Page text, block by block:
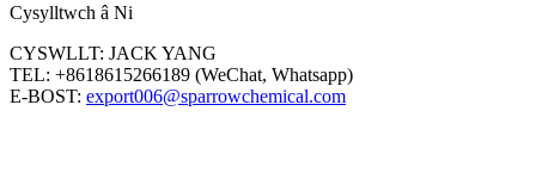
Cysylltwch â Ni
CYSWLLT: JACK YANG
TEL: +8618615266189 (WeChat, Whatsapp)
E-BOST: export006@sparrowchemical.com